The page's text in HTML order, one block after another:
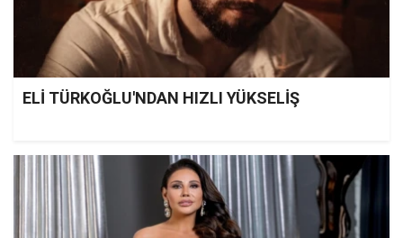
ELİ TÜRKOĞLU'NDAN HIZLI YÜKSELİŞ